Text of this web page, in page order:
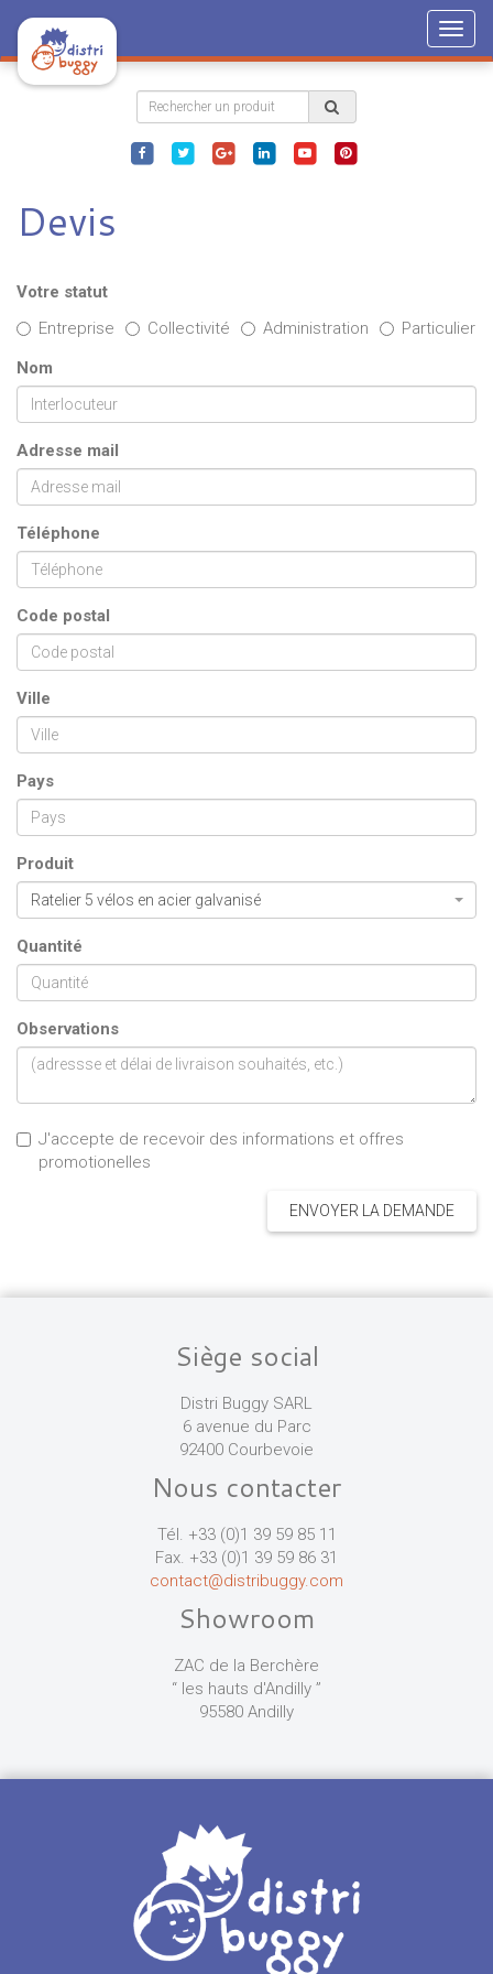
Devis
Votre statut
Entreprise
Collectivité Administration
Particulier
Nom
Adresse mail
Téléphone
Code postal
Ville
Pays
Produit
Ratelier 5 vélos en acier galvanisé
Quantité
Observations
J'accepte de recevoir des informations et offres
promotionelles
ENVOYER LA DEMANDE
Siège social
Distri Buggy SARL
6 avenue du Parc
92400 Courbevoie
Nous contacter
Tél. +33 (0)1 39 59 85 11
Fax. +33 (0)1 39 59 86 31
contact@distribuggy.com
Showroom
ZAC de la Berchère
“ les hauts d'Andilly ”
95580 Andilly